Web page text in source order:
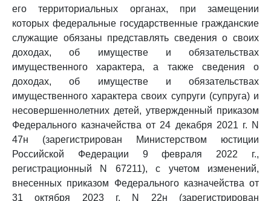
его территориальных органах, при замещении
которых федеральные государственные гражданские
служащие обязаны представлять сведения о своих
доходах, об имуществе и обязательствах
имущественного характера, а также сведения о
доходах, об имуществе и обязательствах
имущественного характера своих супруги (супруга) и
несовершеннолетних детей, утвержденный приказом
Федерального казначейства от 24 декабря 2021 г. N
47н (зарегистрирован Министерством юстиции
Российской Федерации 9 февраля 2022 г.,
регистрационный N 67211), с учетом изменений,
внесенных приказом Федерального казначейства от
31 октября 2023 г. N 22н (зарегистрирован